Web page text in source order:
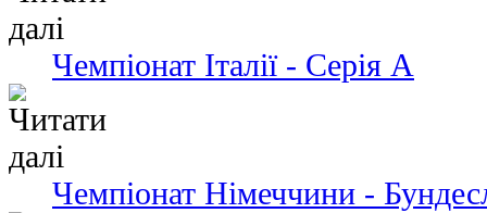
Чемпіонат Італії - Серія А
Чемпіонат Німеччини -